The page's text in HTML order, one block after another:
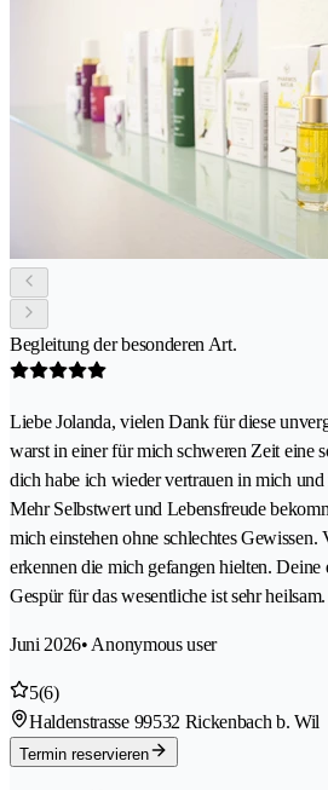
Begleitung der besonderen Art.
Liebe Jolanda, vielen Dank für diese
warst in einer für mich schweren Zeit eine
dich habe ich wieder vertrauen in mich
Mehr Selbstwert und Lebensfreude
mich einstehen ohne schlechtes
erkennen die mich gefangen hielten.
Gespür für das wesentliche ist sehr
Juni 2026• Anonymous user
5(6)
Haldenstrasse 99532 Rickenbach b. Wil
Termin reservieren